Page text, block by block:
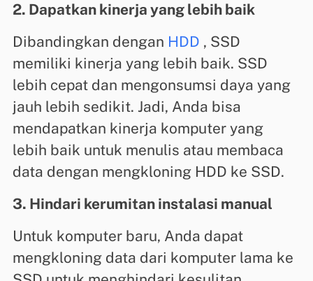
2. Dapatkan kinerja yang lebih baik
Dibandingkan dengan HDD , SSD
memiliki kinerja yang lebih baik. SSD
lebih cepat dan mengonsumsi daya yang
jauh lebih sedikit. Jadi, Anda bisa
mendapatkan kinerja komputer yang
lebih baik untuk menulis atau membaca
data dengan mengkloning HDD ke SSD.
3. Hindari kerumitan instalasi manual
Untuk komputer baru, Anda dapat
mengkloning data dari komputer lama ke